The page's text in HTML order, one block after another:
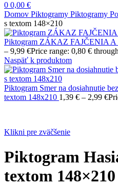
0 0,00 €
Domov Piktogramy Piktogramy
s textom 148×210
Piktogram ZÁKAZ FAJČENIA
– 9,99 €Price range: 0,80 €
Naspäť k produktom
Piktogram Smer na dosiahnutie
textom 148x210 1,39 € – 2,99 €
Klikni pre zväčšenie
Piktogram
textom 148×210